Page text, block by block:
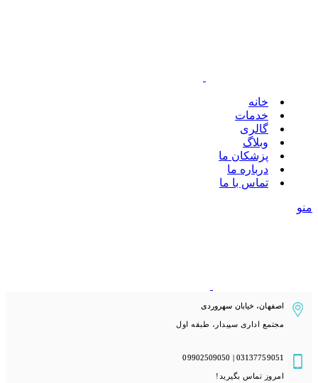
خانه
خدمات
گالری
وبلاگ
پزشکان ما
درباره ما
تماس با ما
منو
اصفهان، خیابان سهروردی
مجتمع اداری سپیدار، طبقه اول
03137759051 | 09902509050
امروز تماس بگیرید!